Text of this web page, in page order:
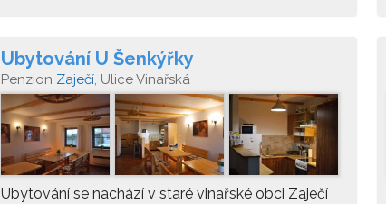
Ubytování U Šenkýřky
Penzion Zaječí, Ulice Vinařská
Ubytování se nachází v staré vinařské obci Zaječí